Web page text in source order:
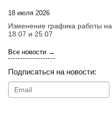
18 июля 2026
Изменение графика работы на
18.07 и 25.07
Все новости →
Подписаться на новости: